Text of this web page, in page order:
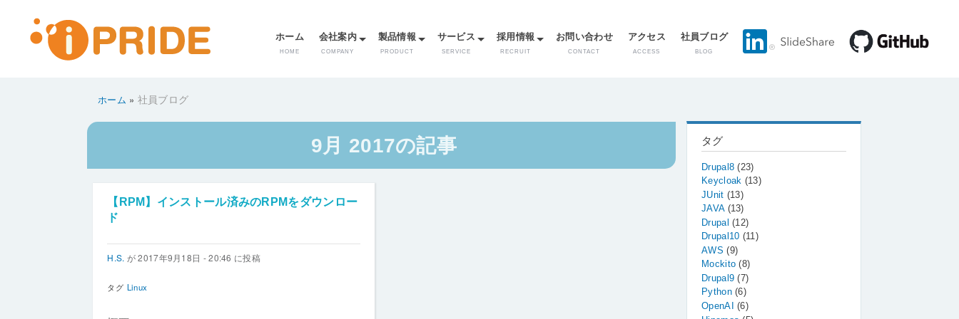
ン
ニ
ホーム
HOME
会社案内
COMPANY
製品情報
PRODUCT
サービス
SERVICE
採用情報
RECRUIT
お問い合わせ
CONTACT
アクセス
ACCESS
社員ブログ
BLOG
ン
ホーム 社員ブログ
9月 2017の記事
【RPM】インストール済みのRPMをダウンロー
ド
H.S. が2017年9月18日 - 20:46 に投稿
タグ Linux
タグ
Drupal8(23)
Keycloak (13)
JUnit (13)
JAVA (13)
Drupal(12)
Drupal10 (11)
AWS(9)
Mockito(8)
Drupal9(7)
Python(6)
OpenAI(6)